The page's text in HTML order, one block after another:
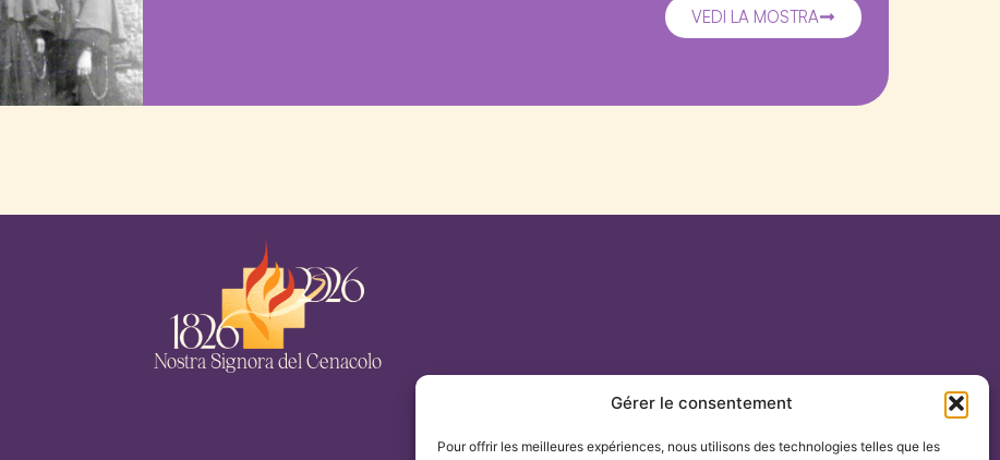
Gérer le consentement
Pour offrir les meilleures expériences, nous utilisons des technologies telles que les
VEDI LA MOSTRA
Nostra Signora del Cenacolo